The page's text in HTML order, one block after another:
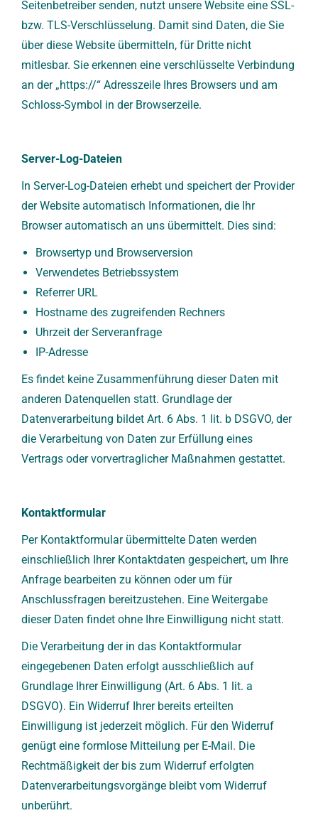
Seitenbetreiber senden, nutzt unsere Website eine SSL-
bzw. TLS-Verschlüsselung. Damit sind Daten, die Sie
über diese Website übermitteln, für Dritte nicht
mitlesbar. Sie erkennen eine verschlüsselte Verbindung
an der „https://“ Adresszeile Ihres Browsers und am
Schloss-Symbol in der Browserzeile.
Server-Log-Dateien
In Server-Log-Dateien erhebt und speichert der Provider
der Website automatisch Informationen, die Ihr
Browser automatisch an uns übermittelt. Dies sind:
Browsertyp und Browserversion
Verwendetes Betriebssystem
Referrer URL
Hostname des zugreifenden Rechners
Uhrzeit der Serveranfrage
IP-Adresse
Es findet keine Zusammenführung dieser Daten mit
anderen Datenquellen statt. Grundlage der
Datenverarbeitung bildet Art. 6 Abs. 1 lit. b DSGVO, der
die Verarbeitung von Daten zur Erfüllung eines
Vertrags oder vorvertraglicher Maßnahmen gestattet.
Kontaktformular
Per Kontaktformular übermittelte Daten werden
einschließlich Ihrer Kontaktdaten gespeichert, um Ihre
Anfrage bearbeiten zu können oder um für
Anschlussfragen bereitzustehen. Eine Weitergabe
dieser Daten findet ohne Ihre Einwilligung nicht statt.
Die Verarbeitung der in das Kontaktformular
eingegebenen Daten erfolgt ausschließlich auf
Grundlage Ihrer Einwilligung (Art. 6 Abs. 1 lit. a
DSGVO). Ein Widerruf Ihrer bereits erteilten
Einwilligung ist jederzeit möglich. Für den Widerruf
genügt eine formlose Mitteilung per E-Mail. Die
Rechtmäßigkeit der bis zum Widerruf erfolgten
Datenverarbeitungsvorgänge bleibt vom Widerruf
unberührt.